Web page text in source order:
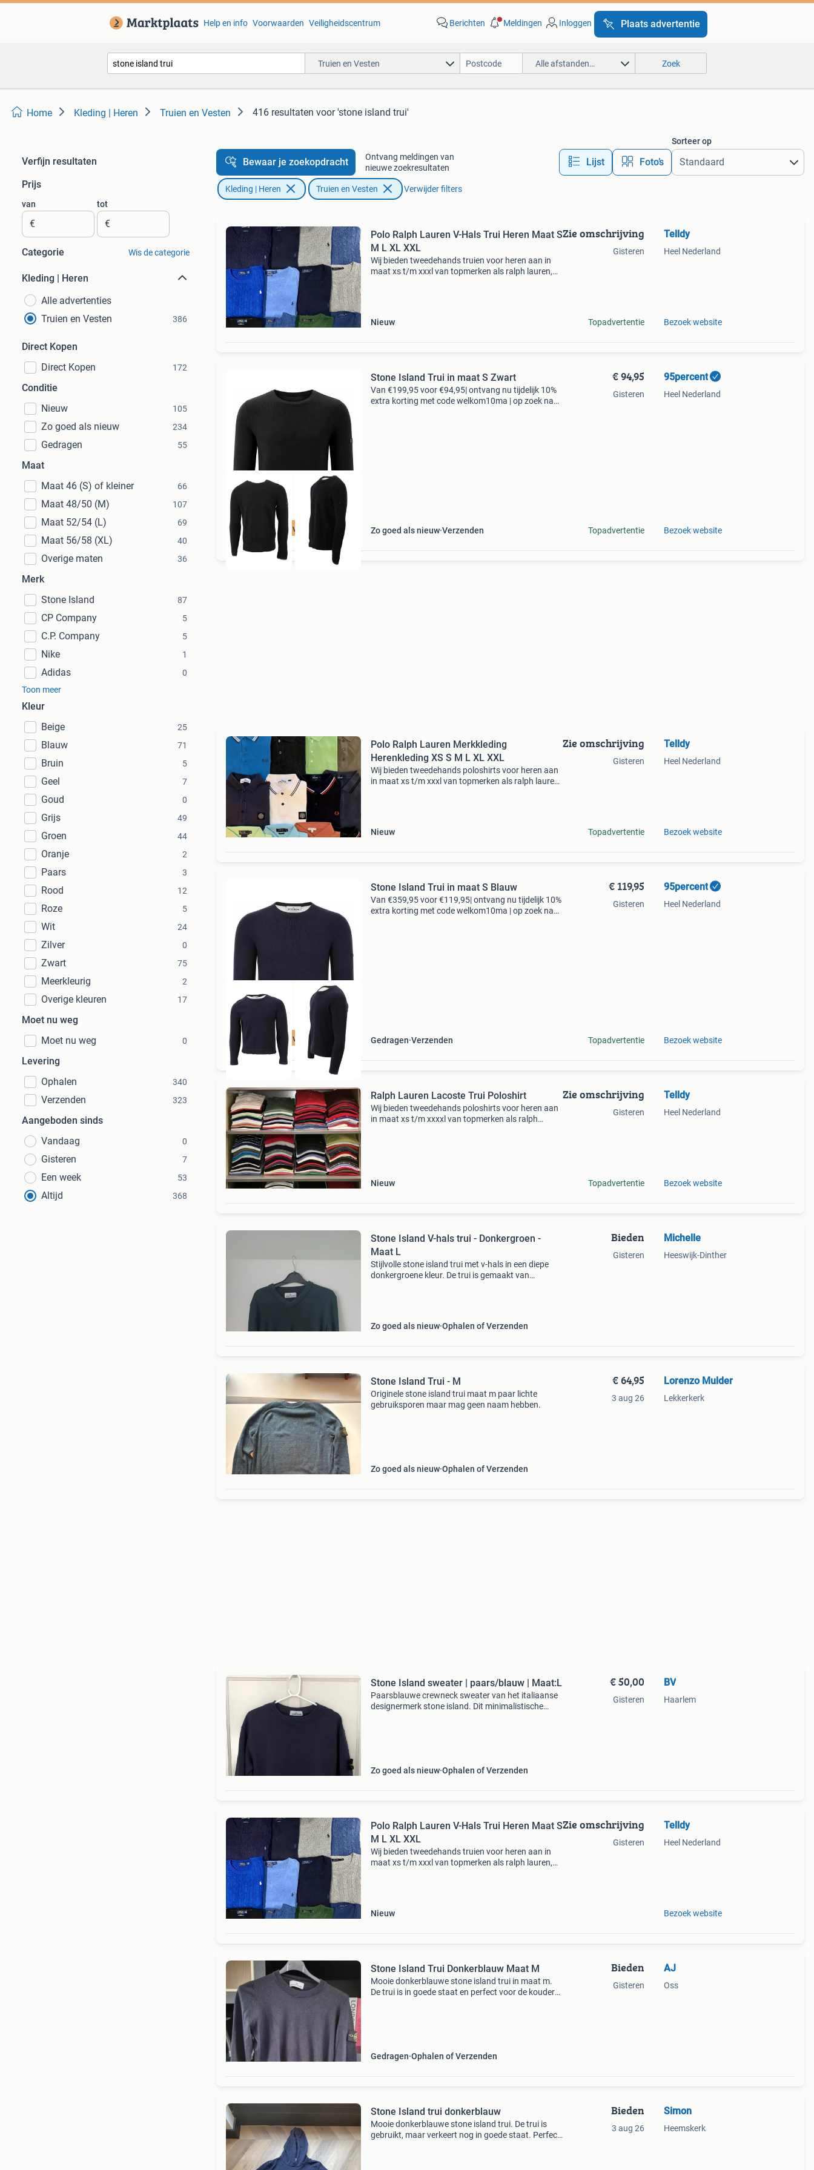
Help en info Voorwaarden Veiligheidscentrum Berichten Meldingen Inloggen Plaats advertentie
Truien en Vesten Alle afstanden… Zoek
Home Kleding | Heren Truien en Vesten 416 resultaten voor 'stone island trui'
Verfijn resultaten
Prijs
van
€
tot
€
Categorie Wis de categorie
Kleding | Heren
Alle advertenties
Truien en Vesten
386
Direct Kopen
Direct Kopen
172
Conditie
Nieuw
105
Zo goed als nieuw 234
Gedragen 55
Maat
Maat 46 (S) of kleiner
66
Maat 48/50 (M) 107
Maat 52/54 (L) 69
Maat 56/58 (XL) 40
Overige maten 36
Merk
Stone Island
87
CP Company 5
C.P. Company 5
Nike 1
Adidas
0
Toon meer
Kleur
Beige
25
Blauw 71
Bruin 5
Geel 7
Goud 0
Grijs 49
Groen 44
Oranje 2
Paars 3
Rood 12
Roze 5
Wit 24
Zilver 0
Zwart 75
Meerkleurig 2
Overige kleuren 17
Moet nu weg
Moet nu weg
0
Levering
Ophalen
340
Verzenden 323
Aangeboden sinds
Vandaag
0
Gisteren 7
Een week 53
Altijd 368
Bewaar je zoekopdracht
Ontvang meldingen van
nieuwe zoekresultaten
Lijst Foto’s
Sorteer op
Kleding | Heren Truien en Vesten Verwijder filters
Polo Ralph Lauren V-Hals Trui Heren Maat S
M L XL XXL
Wij bieden tweedehands truien voor heren aan in
maat xs t/m xxxl van topmerken als ralph lauren,
Nieuw
Zie omschrijving
Gisteren
Topadvertentie
Telldy
Heel Nederland
Bezoek website
Tot 75% voordeel
Stone Island Trui in maat S Zwart
Van €199,95 voor €94,95| ontvang nu tijdelijk 10%
extra korting met code welkom10ma | op zoek naar
Zo goed als nieuw Verzenden
€ 94,95
Gisteren
Topadvertentie
95percent
Heel Nederland
Bezoek website
Polo Ralph Lauren Merkkleding
Herenkleding XS S M L XL XXL
Wij bieden tweedehands poloshirts voor heren aan
in maat xs t/m xxxl van topmerken als ralph lauren,
Nieuw
Zie omschrijving
Gisteren
Topadvertentie
Telldy
Heel Nederland
Bezoek website
Tot 75% voordeel
Stone Island Trui in maat S Blauw
Van €359,95 voor €119,95| ontvang nu tijdelijk 10%
extra korting met code welkom10ma | op zoek naar
Gedragen Verzenden
€ 119,95
Gisteren
Topadvertentie
95percent
Heel Nederland
Bezoek website
Ralph Lauren Lacoste Trui Poloshirt
Wij bieden tweedehands poloshirts voor heren aan
in maat xs t/m xxxxl van topmerken als ralph
Nieuw
Zie omschrijving
Gisteren
Topadvertentie
Telldy
Heel Nederland
Bezoek website
Stone Island V-hals trui - Donkergroen -
Maat L
Stijlvolle stone island trui met v-hals in een diepe
donkergroene kleur. De trui is gemaakt van
Zo goed als nieuw Ophalen of Verzenden
Bieden
Gisteren
Michelle
Heeswijk-Dinther
Stone Island Trui - M
Originele stone island trui maat m paar lichte
gebruiksporen maar mag geen naam hebben.
Zo goed als nieuw Ophalen of Verzenden
€ 64,95
3 aug 26
Lorenzo Mulder
Lekkerkerk
Stone Island sweater | paars/blauw | Maat:L
Paarsblauwe crewneck sweater van het italiaanse
designermerk stone island. Dit minimalistische
Zo goed als nieuw Ophalen of Verzenden
€ 50,00
Gisteren
BV
Haarlem
Polo Ralph Lauren V-Hals Trui Heren Maat S
M L XL XXL
Wij bieden tweedehands truien voor heren aan in
maat xs t/m xxxl van topmerken als ralph lauren,
Nieuw
Zie omschrijving
Gisteren
Telldy
Heel Nederland
Bezoek website
Stone Island Trui Donkerblauw Maat M
Mooie donkerblauwe stone island trui in maat m.
De trui is in goede staat en perfect voor de koudere
Gedragen Ophalen of Verzenden
Bieden
Gisteren
AJ
Oss
Stone Island trui donkerblauw
Mooie donkerblauwe stone island trui. De trui is
gebruikt, maar verkeert nog in goede staat. Perfect
Bieden
3 aug 26
Simon
Heemskerk